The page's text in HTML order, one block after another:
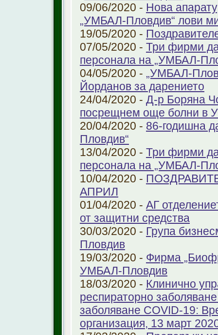
09/06/2020 - Нова
„УМБАЛ-Пловдив“ лови
19/05/2020 -
07/05/2020 - Три фирми
персонала на „УМБАЛ-
04/05/2020 - „УМБАЛ-
Йорданов за дарението
24/04/2020 - Д-р Боряна
посрещнем още болни в
20/04/2020 - 86-годишна
Пловдив“
13/04/2020 - Три фирми
персонала на „УМБАЛ-
10/04/2020 -
АПРИЛ
01/04/2020 - АГ
от защитни средства
30/03/2020 - Група
Пловдив
19/03/2020 - Фирма
УМБАЛ-Пловдив
18/03/2020 - Клинично
респираторно
заболяване COVID-19:
организация, 13 март